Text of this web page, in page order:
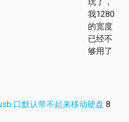
我1280
的宽度
已经不
够用了
口默认带不起来移动硬盘 8